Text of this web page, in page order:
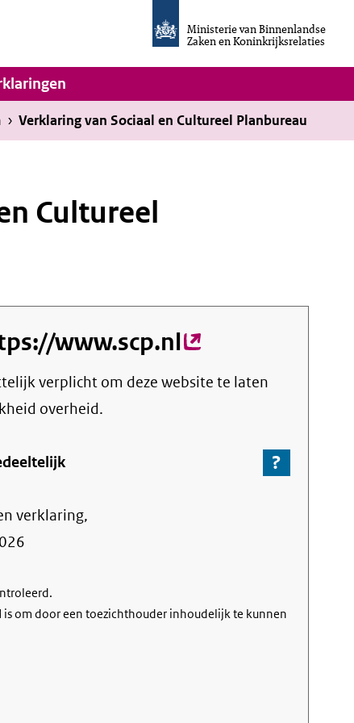
Ministerie van Binnenlandse
Zaken en Koninkrijksrelaties
van
Invulassistent
Toegankelijkheidsverklaring
› Verklaring van Sociaal en Cultureel Planbureau
Cultureel
www.scp.nl(externe
link)
verplicht om deze website te laten
overheid.
?
Ga
verklaring,
is om door een toezichthouder inhoudelijk te kunnen